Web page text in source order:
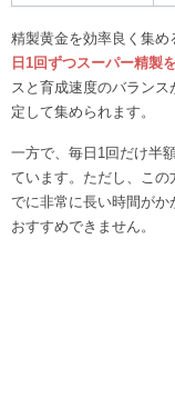
精製黄金を効率良く集め
日1回ずつスーパー精製
スと育成速度のバラン
定して集められます。
一方で、毎日1回だけ半
ています。ただし、この
でに非常に長い時間が
おすすめできません。